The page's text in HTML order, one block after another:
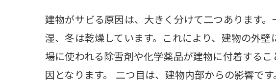
建物がサビる原因は、大きく分けて二つあります
湿、冬は乾燥しています。これにより、建物の外
場に使われる除雪剤や化学薬品が建物に付着する
因となります。 二つ目は、建物内部からの影響で